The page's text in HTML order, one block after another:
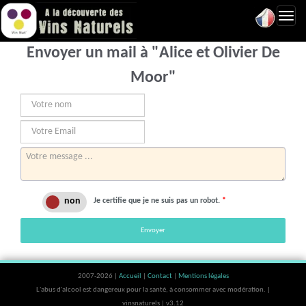
Envoyer un mail à "Alice et Olivier De
Moor"
Je certifie que je ne suis pas un robot. *
Envoyer
2007-2026 | Accueil Contact
Mentions légales
L'abus d'alcool est dangereux pour la santé, à consommer avec modération. |
vinsnaturels | v3.12